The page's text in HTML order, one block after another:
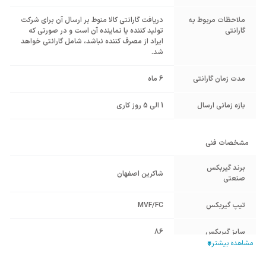
ملاحظات مربوط به
گارانتی
دریافت گارانتی کالا منوط بر ارسال آن برای شرکت
تولید کننده یا نماینده آن است و در صورتی که
ایراد از مصرف کننده نباشد، شامل گارانتی خواهد
شد.
مدت زمان گارانتی 6 ماه
بازه زمانی ارسال 1 الی 5 روز کاری
مشخصات فنی
برند گیربکس
صنعتی
شاکرین اصفهان
تیپ گیربکس MVF/FC
سایز گیربکس 86